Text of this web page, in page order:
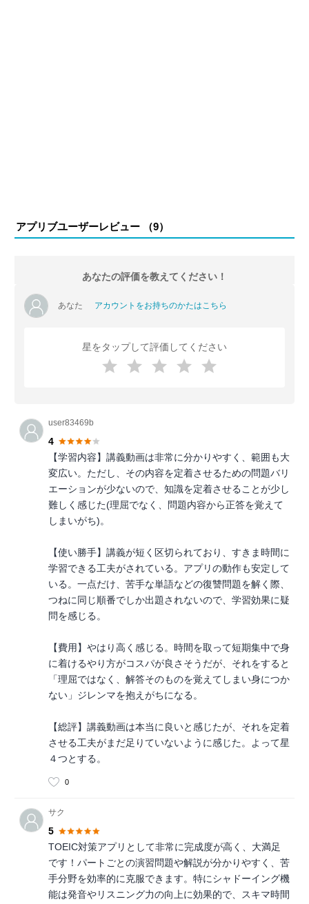
アプリブユーザーレビュー （9）
あなたの評価を教えてください！
あなた アカウントをお持ちのかたはこちら
星をタップして評価してください
user83469b
4
【学習内容】講義動画は非常に分かりやすく、範囲も大
変広い。ただし、その内容を定着させるための問題バリ
エーションが少ないので、知識を定着させることが少し
難しく感じた(理屈でなく、問題内容から正答を覚えて
しまいがち)。
【使い勝手】講義が短く区切られており、すきま時間に
学習できる工夫がされている。アプリの動作も安定して
いる。一点だけ、苦手な単語などの復讐問題を解く際、
つねに同じ順番でしか出題されないので、学習効果に疑
問を感じる。
【費用】やはり高く感じる。時間を取って短期集中で身
に着けるやり方がコスパが良さそうだが、それをすると
「理屈ではなく、解答そのものを覚えてしまい身につか
ない」ジレンマを抱えがちになる。
【総評】講義動画は本当に良いと感じたが、それを定着
させる工夫がまだ足りていないように感じた。よって星
４つとする。
0
サク
5
TOEIC対策アプリとして非常に完成度が高く、大満足
です！パートごとの演習問題や解説が分かりやすく、苦
手分野を効率的に克服できます。特にシャドーイング機
能は発音やリスニング力の向上に効果的で、スキマ時間